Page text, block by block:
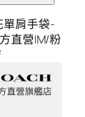
單肩手袋-
直營IM/粉